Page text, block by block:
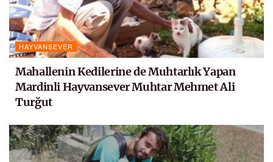
HAYVANSEVER
Mahallenin Kedilerine de Muhtarlık Yapan
Mardinli Hayvansever Muhtar Mehmet Ali
Turğut